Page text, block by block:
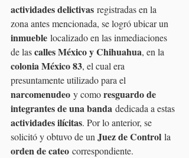
actividades delictivas registradas en la
zona antes mencionada, se logró ubicar un
inmueble localizado en las inmediaciones
de las calles México y Chihuahua, en la
colonia México 83, el cual era
presuntamente utilizado para el
narcomenudeo y como resguardo de
integrantes de una banda dedicada a estas
actividades ilícitas. Por lo anterior, se
solicitó y obtuvo de un Juez de Control la
orden de cateo correspondiente.